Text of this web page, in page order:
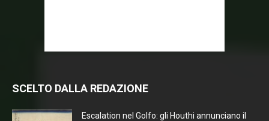
SCELTO DALLA REDAZIONE
Escalation nel Golfo: gli Houthi annunciano il